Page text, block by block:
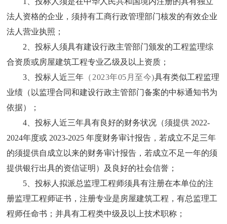
法人资格的企业，须持有工商行政管理部门核发的有效企业
法人营业执照；
2、投标人须具有建设行政主管部门颁发的工程监理综
合资质或房屋建筑工程专业乙级及以上资质；
3、投标人近三年 （ 2023年05 月至今)具有类似工程监理
业绩（以监理合同和建设行政主管部门备案的中标通知书为
依据）；
4、投标人近三年具有良好的财务状况（须提供 2022-
2024年度或 2023-2025 年度财务审计报告，若成立不足三年
的须提供自成立以来的财务审计报告，若成立不足一年的须
提供银行出具的资信证明）及良好的社会信誉；
5、投标人拟派总监理工程师须具有注册在本单位的注
册监理工程师证书，注册专业是房屋建筑工程，有总监理工
程师任命书；并具有工程类中级及以上技术职称；